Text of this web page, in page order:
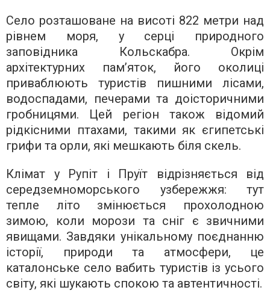
Село розташоване на висоті 822 метри над
рівнем моря, у серці природного
заповідника Кольскабра. Окрім
архітектурних пам’яток, його околиці
приваблюють туристів пишними лісами,
водоспадами, печерами та доісторичними
гробницями. Цей регіон також відомий
рідкісними птахами, такими як єгипетські
грифи та орли, які мешкають біля скель.
Клімат у Рупіт і Пруїт відрізняється від
середземноморського узбережжя: тут
тепле літо змінюється прохолодною
зимою, коли морози та сніг є звичними
явищами. Завдяки унікальному поєднанню
історії, природи та атмосфери, це
каталонське село вабить туристів із усього
світу, які шукають спокою та автентичності.